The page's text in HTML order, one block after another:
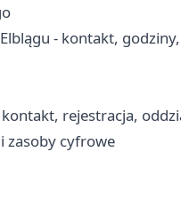
- kontakt, godziny,
rejestracja,
zasoby cyfrowe